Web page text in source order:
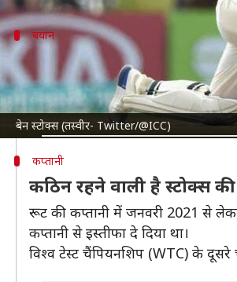
बेन स्टोक्स (तस्वीर- Twitter/@ICC)
बयान
मैं सम्मानित महसूस कर रहा
इंग्लैंड का टेस्ट कप्तान नियुक्त किए
उसके लिए धन्यवाद देना चाहता हूं। वह
कप्तानी
कठिन रहने वाली है स्टोक्स
रूट की कप्तानी में जनवरी 2021 से
कप्तानी से इस्तीफा दे दिया था।
विश्व टेस्ट चैंपियनशिप (WTC) के दूसरे